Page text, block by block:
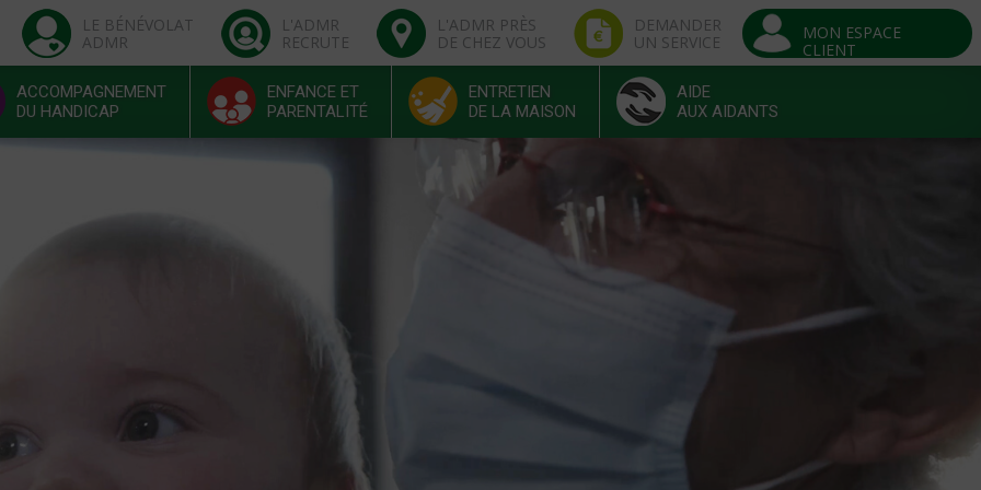
LE BÉNÉVOLAT
ADMR
L'ADMR
RECRUTE
L'ADMR PRÈS
DE CHEZ VOUS
DEMANDER
UN SERVICE
MON ESPACE
CLIENT
ACCOMPAGNEMENT
DU HANDICAP
ENFANCE ET
PARENTALITÉ
ENTRETIEN
DE LA MAISON
AIDE
AUX AIDANTS